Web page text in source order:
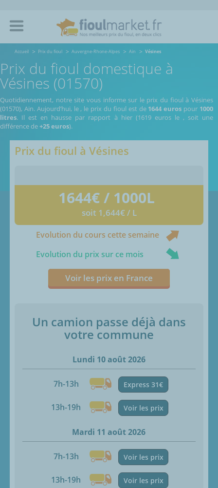
Accueil Prix du fioul Auvergne-Rhone-Alpes Ain Vésines
Prix du fioul domestique à
Vésines (01570)
Quotidiennement, notre site vous informe sur le prix du fioul à Vésines
(01570), Ain. Aujourd’hui, le , le prix du fioul est de 1644 euros pour 1000
litres. Il est en hausse par rapport à hier (1619 euros le , soit une
différence de+25 euros).
Prix du fioul à Vésines
1644€ / 1000L
soit 1,644€ / L
Evolution du cours cette semaine
Evolution du prix sur ce mois
Voir les prix en France
Un camion passe déjà dans
votre commune
Lundi 10 août 2026
7h-13h Express 31€
13h-19h Voir les prix
Mardi 11 août 2026
7h-13h Voir les prix
13h-19h Voir les prix